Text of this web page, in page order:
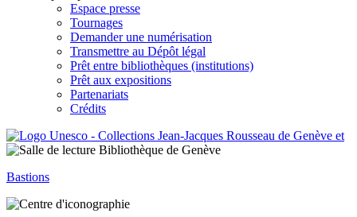
Espace presse
Tournages
Demander une numérisation
Transmettre au Dépôt légal
Prêt entre bibliothèques (institutions)
Prêt aux expositions
Partenariats
Crédits
Bastions